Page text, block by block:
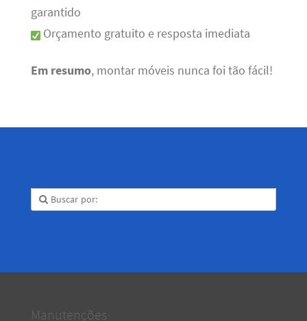
garantido
Orçamento gratuito e resposta imediata
Em resumo, montar móveis nunca foi tão fácil!
Manutenções